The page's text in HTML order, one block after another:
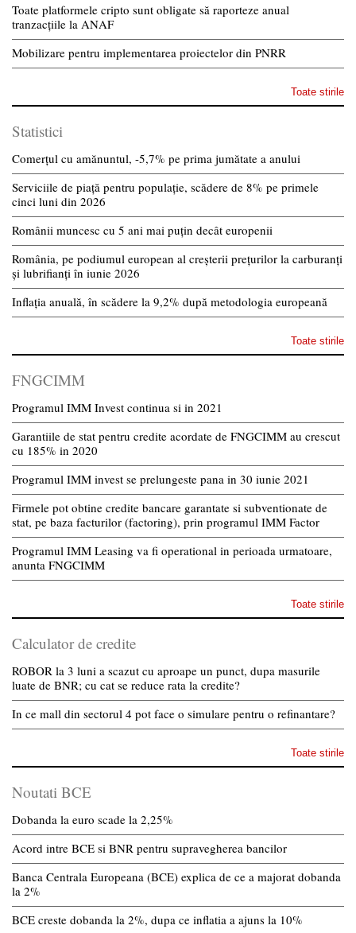
Toate platformele cripto sunt obligate să raporteze anual
tranzacțiile la ANAF
Mobilizare pentru implementarea proiectelor din PNRR
Toate stirile
Statistici
Comerțul cu amănuntul, -5,7% pe prima jumătate a anului
Serviciile de piață pentru populație, scădere de 8% pe primele
cinci luni din 2026
Românii muncesc cu 5 ani mai puțin decât europenii
România, pe podiumul european al creșterii prețurilor la carburanți
și lubrifianți în iunie 2026
Inflația anuală, în scădere la 9,2% după metodologia europeană
Toate stirile
FNGCIMM
Programul IMM Invest continua si in 2021
Garantiile de stat pentru credite acordate de FNGCIMM au crescut
cu 185% in 2020
Programul IMM invest se prelungeste pana in 30 iunie 2021
Firmele pot obtine credite bancare garantate si subventionate de
stat, pe baza facturilor (factoring), prin programul IMM Factor
Programul IMM Leasing va fi operational in perioada urmatoare,
anunta FNGCIMM
Toate stirile
Calculator de credite
ROBOR la 3 luni a scazut cu aproape un punct, dupa masurile
luate de BNR; cu cat se reduce rata la credite?
In ce mall din sectorul 4 pot face o simulare pentru o refinantare?
Toate stirile
Noutati BCE
Dobanda la euro scade la 2,25%
Acord intre BCE si BNR pentru supravegherea bancilor
Banca Centrala Europeana (BCE) explica de ce a majorat dobanda
la 2%
BCE creste dobanda la 2%, dupa ce inflatia a ajuns la 10%